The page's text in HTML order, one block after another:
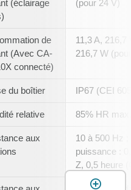
(éclairage
(pour 24 V)
de
(Avec CA-
connecté)
11,3 A, 216,7
216,7 W
du boîtier IP67 (CEI
relative 85% HR
aux
10 à 500 Hz
puissance :
Z, 0,5 heure